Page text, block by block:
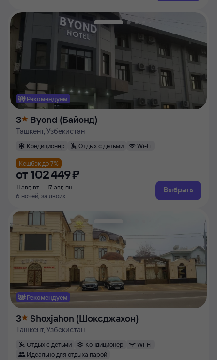
Рекомендуем
3 Byond (Байонд)
Ташкент, Узбекистан
Кондиционер Отдых с детьми Wi-Fi
Кешбэк до 7%
от 102 ⁠449 ⁠₽
11 авг, вт — 17 авг, пн
6 ночей, за двоих
Выбрать
Рекомендуем
3 Shoxjahon (Шоксджахон)
Ташкент, Узбекистан
Отдых с детьми Кондиционер
Wi-Fi
Идеально для отдыха парой